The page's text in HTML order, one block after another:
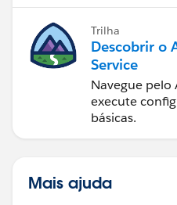
Trilha
Descobrir o
Service
Navegue pelo
execute
básicas.
Mais ajuda